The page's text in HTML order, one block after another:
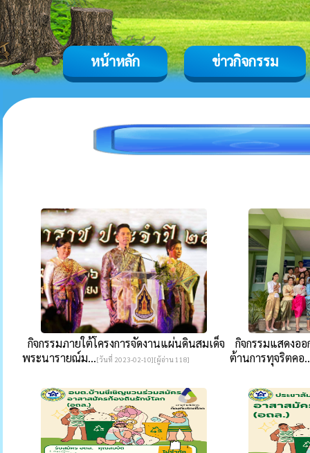
หน้าหลัก ข่าวกิจกรรม
กิจกรรมภายใต้โครงการจัดงานแผ่นดินสมเด็จ
พระนารายณ์ม...[วันที่ 2023-02-10][ผู้อ่าน 118]
กิจกรรมแสดงอ
ต้านการทุจริตคอ